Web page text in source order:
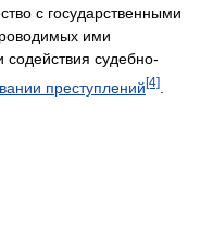
с государственными
ими
судебно-
преступлений[4]